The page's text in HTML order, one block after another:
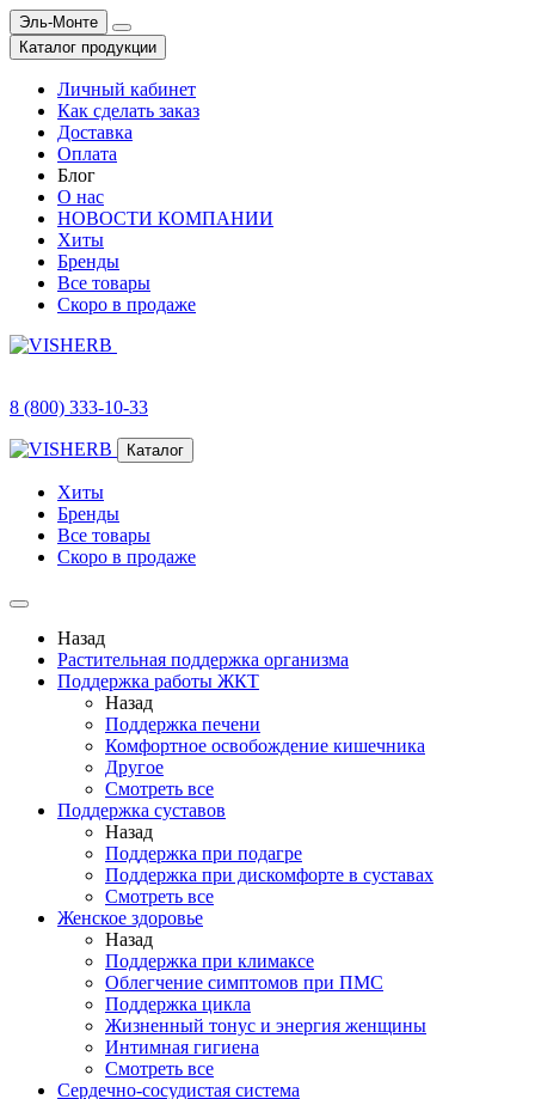
Эль-Монте
Каталог продукции
Личный кабинет
Как сделать заказ
Доставка
Оплата
Блог
О нас
НОВОСТИ КОМПАНИИ
Хиты
Бренды
Все товары
Скоро в продаже
8 (800) 333-10-33
Каталог
Хиты
Бренды
Все товары
Скоро в продаже
Назад
Растительная поддержка организма
Поддержка работы ЖКТ
Назад
Поддержка печени
Комфортное освобождение кишечника
Другое
Смотреть все
Поддержка суставов
Назад
Поддержка при подагре
Поддержка при дискомфорте в суставах
Смотреть все
Женское здоровье
Назад
Поддержка при климаксе
Облегчение симптомов при ПМС
Поддержка цикла
Жизненный тонус и энергия женщины
Интимная гигиена
Смотреть все
Сердечно-сосудистая система